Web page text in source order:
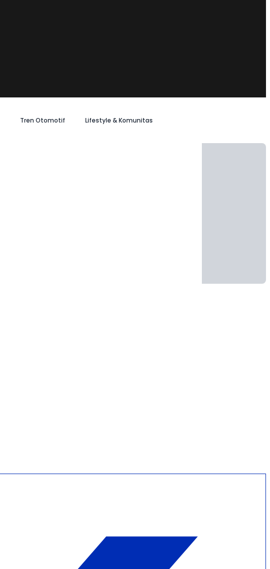
Tren Otomotif Lifestyle & Komunitas